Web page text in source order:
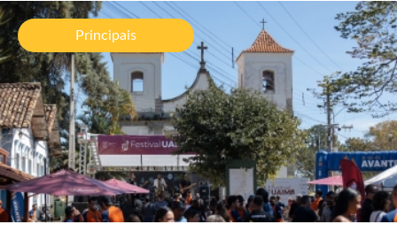
Principais
Festival Uaimií reúne Fernanda Takai, Inconfidentes
Jazz Orquestra e grandes nomes da música
brasileira em Acuruí, distrito de Itabirito
06/08/2026